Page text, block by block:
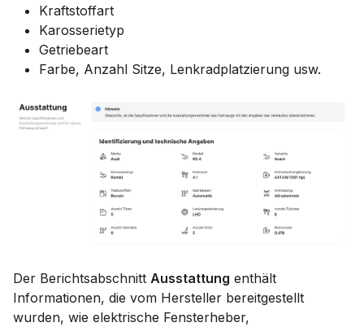
Kraftstoffart
Karosserietyp
Getriebeart
Farbe, Anzahl Sitze, Lenkradplatzierung usw.
Der Berichtsabschnitt Ausstattung enthält
Informationen, die vom Hersteller bereitgestellt
wurden, wie elektrische Fensterheber,